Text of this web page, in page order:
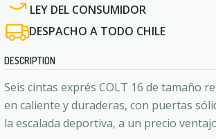
LEY DEL CONSUMIDOR
DESPACHO A TODO CHILE
DESCRIPTION
Seis cintas exprés COLT 16 de tamaño
en caliente y duraderas, con puertas
la escalada deportiva, a un precio